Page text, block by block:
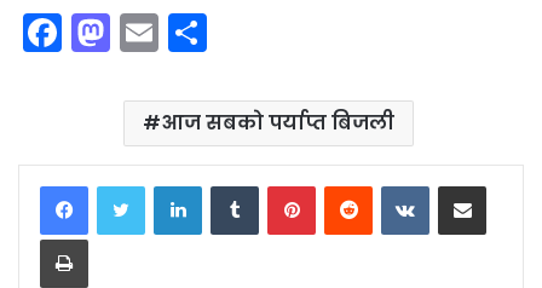
F
a
b
o
o
M
a
st
o
d
o
E
m
ai
l
ar
e
आज सबको पर्याप्त बिजली
LinkedInTumblrPinterestReddit VKontakteShare via Email
Print